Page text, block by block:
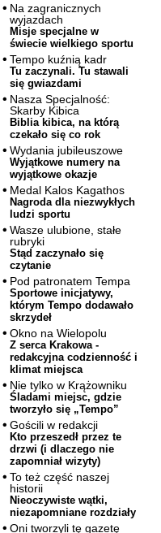
Na zagranicznych
wyjazdach
Misje specjalne w
świecie wielkiego sportu
Tempo kuźnią kadr
Tu zaczynali. Tu stawali
się gwiazdami
Nasza Specjalność:
Skarby Kibica
Biblia kibica, na którą
czekało się co rok
Wydania jubileuszowe
Wyjątkowe numery na
wyjątkowe okazje
Medal Kalos Kagathos
Nagroda dla niezwykłych
ludzi sportu
Wasze ulubione, stałe
rubryki
Stąd zaczynało się
czytanie
Pod patronatem Tempa
Sportowe inicjatywy,
którym Tempo dodawało
skrzydeł
Okno na Wielopolu
Z serca Krakowa -
redakcyjna codzienność i
klimat miejsca
Nie tylko w Krążowniku
Śladami miejsc, gdzie
tworzyło się „Tempo”
Gościli w redakcji
Kto przeszedł przez te
drzwi (i dlaczego nie
zapomniał wizyty)
To też część naszej
historii
Nieoczywiste wątki,
niezapomniane rozdziały
Oni tworzyli tę gazetę